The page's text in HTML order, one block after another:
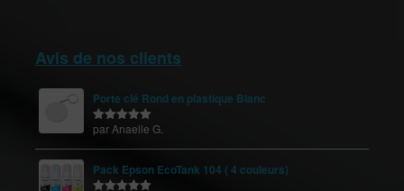
Avis de nos clients
Porte clé Rond en plastique Blanc
Note5sur
par Anaelle G.
Pack Epson EcoTank 104 ( 4 couleurs)